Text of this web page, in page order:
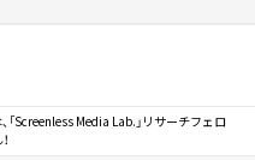
「Screenless Media Lab.」リサーチフェロ